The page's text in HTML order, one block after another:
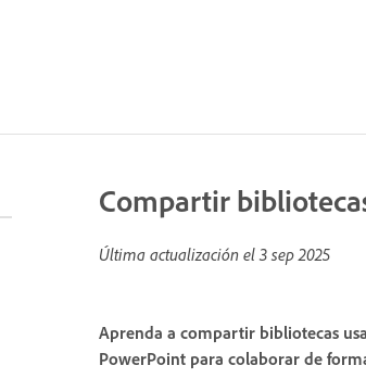
Compartir
Última actualización el 3 sep 2025
Aprenda a compartir bibliotecas
PowerPoint para colaborar de